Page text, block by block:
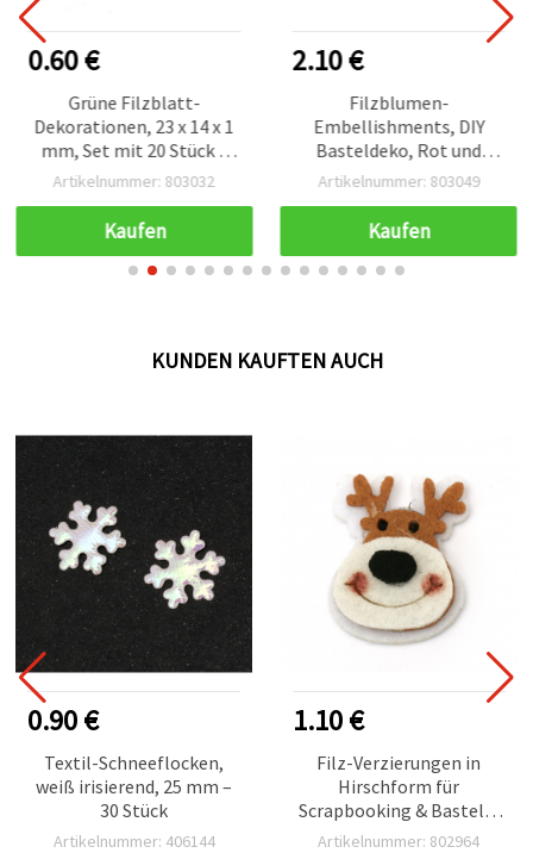
0.60 €
Grüne Filzblatt-
Dekorationen, 23 x 14 x 1
mm, Set mit 20 Stück –
für Decoupage,
Applikationen & DIY-
Projekte
Artikelnummer: 803032
Kaufen
2.10 €
Filzblumen-
Embellishments, DIY
Basteldeko, Rot und
Weiß, 3-lagig, 37 x 38 x 6
Artikelnummer: 803049
Kaufen
KUNDEN KAUFTEN AUCH
0.90 €
Textil-Schneeflocken,
weiß irisierend, 25 mm –
30 Stück
Artikelnummer: 406144
1.10 €
Filz-Verzierungen in
Hirschform für
Scrapbooking & Basteln,
38 x 30 mm – 5 Stück
Artikelnummer: 802964